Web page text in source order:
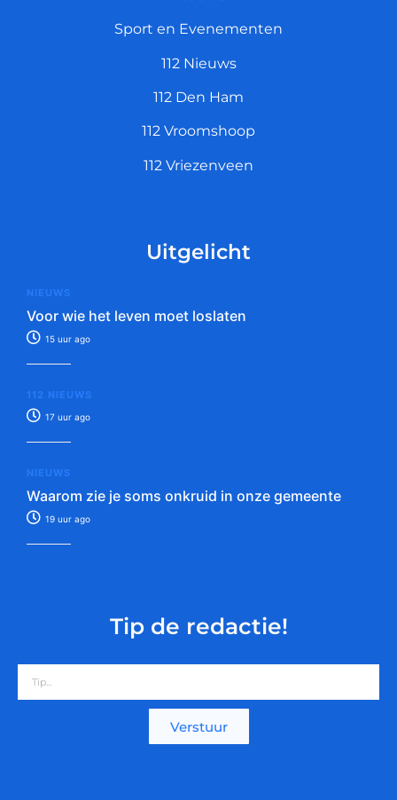
Sport en Evenementen
112 Nieuws
112 Den Ham
112 Vroomshoop
112 Vriezenveen
Uitgelicht
NIEUWS
Voor wie het leven moet loslaten
15 uur ago
112 NIEUWS
17 uur ago
NIEUWS
Waarom zie je soms onkruid in onze gemeente
19 uur ago
Tip de redactie!
Verstuur